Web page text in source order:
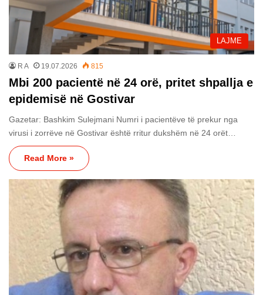
LAJME
R A 19.07.2026 815
Mbi 200 pacientë në 24 orë, pritet shpallja e
epidemisë në Gostivar
Gazetar: Bashkim Sulejmani Numri i pacientëve të prekur nga
virusi i zorrëve në Gostivar është rritur dukshëm në 24 orët…
Read More »